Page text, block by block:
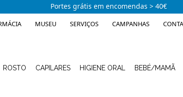
Portes grátis em encomendas > 40€
MUSEU SERVIÇOS CAMPANHAS
ROSTO CAPILARES HIGIENE ORAL BEBÉ/MAMÃ